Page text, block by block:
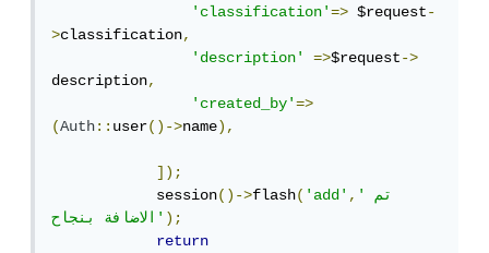
'classification'=> $request-
>classification,
'description'
=>$request->
description,
'created_by'=>
(Auth::user()->name),
]);
            session
()->flash('add','تم
الاضافة بنجاح');
return